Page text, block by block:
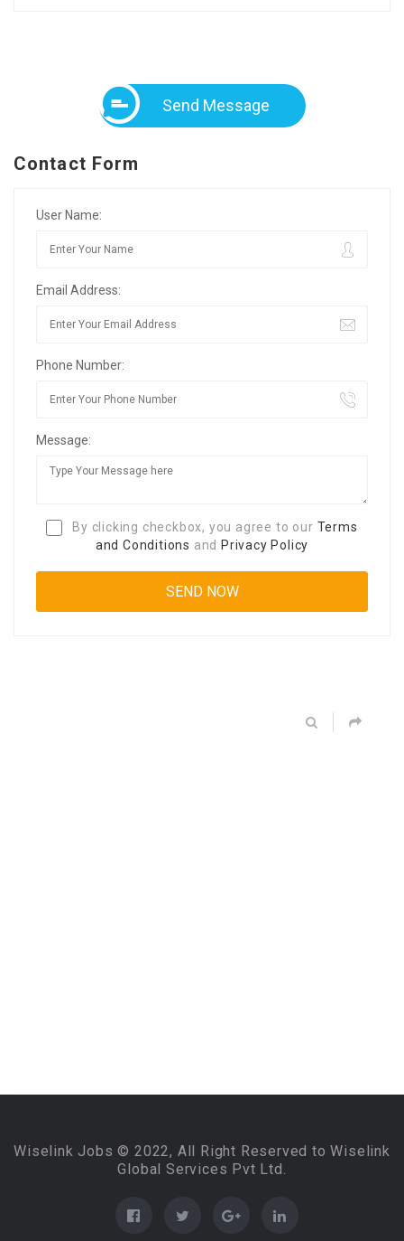
Send Message
Contact Form
User Name:
Email Address:
Phone Number:
Message:
By clicking checkbox, you agree to our Terms
and Conditions and Privacy Policy
Wiselink Jobs © 2022, All Right Reserved to Wiselink
Global Services Pvt Ltd.